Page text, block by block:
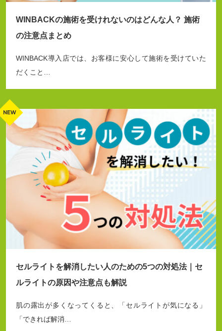
WINBACKの施術を受けれないのはどんな人？ 施術
の注意点まとめ
WINBACK導入店では、お客様に安心して施術を受けていた
だくこと…
セルライトを解消したい人のための5つの対処法｜セ
ルライトの原因や注意点も解説
肌の露出が多くなってくると、「セルライトが気になる」
「できれば解消…